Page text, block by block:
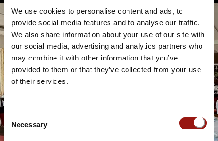
We use cookies to personalise content and ads, to
provide social media features and to analyse our traffic.
We also share information about your use of our site with
our social media, advertising and analytics partners who
may combine it with other information that you’ve
provided to them or that they’ve collected from your use
of their services.
Consent
Selection
Necessary